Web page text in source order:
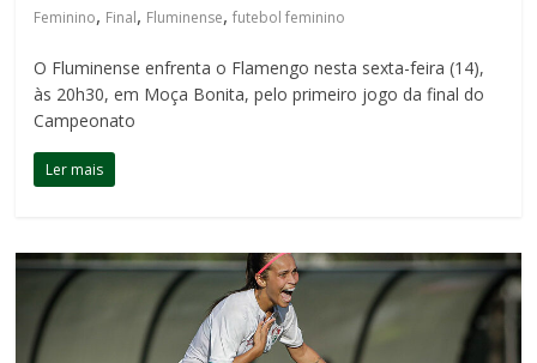
Feminino, Final, Fluminense,futebol feminino
O Fluminense enfrenta o Flamengo nesta sexta-feira (14),
às 20h30, em Moça Bonita, pelo primeiro jogo da final do
Campeonato
Ler mais